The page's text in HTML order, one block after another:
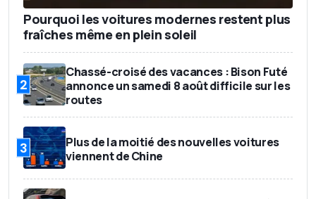
Pourquoi les voitures modernes restent plus
fraîches même en plein soleil
2
Chassé-croisé des vacances : Bison Futé
annonce un samedi 8 août difficile sur les
routes
3
Plus de la moitié des nouvelles voitures
viennent de Chine